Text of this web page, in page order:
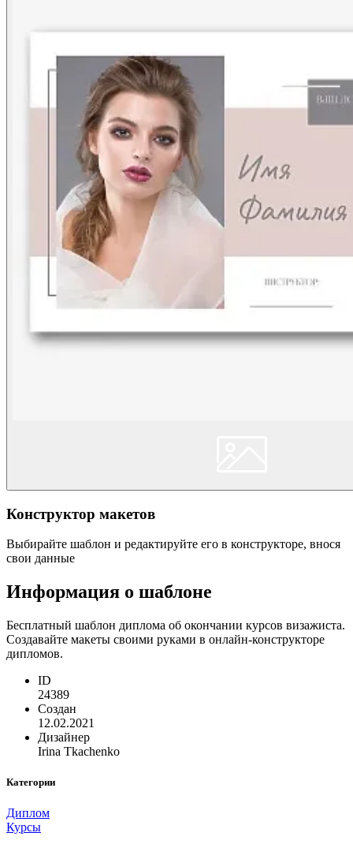
Конструктор макетов
Выбирайте шаблон и редактируйте его в конструкторе, внося
свои данные
Информация о шаблоне
Бесплатный шаблон диплома об окончании курсов визажиста.
Создавайте макеты своими руками в онлайн-конструкторе
дипломов.
ID
24389
Создан
12.02.2021
Дизайнер
Irina Tkachenko
Категории
Диплом
Курсы